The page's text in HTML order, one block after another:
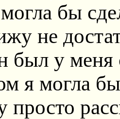
бы
не
был у меня
я могла
просто